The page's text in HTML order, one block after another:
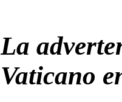
La
Vaticano